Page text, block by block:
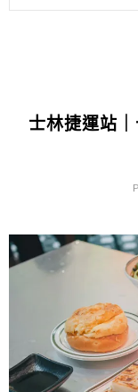
士林捷運站